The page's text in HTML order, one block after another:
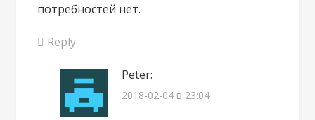
потребностей нет.
Reply
Peter:
2018-02-04 в 23:04